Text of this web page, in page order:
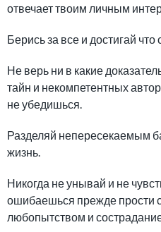
отвечает твоим личным
Берись за все и достигай
Не верь ни в какие
тайн и некомпетентных
не убедишься.
Разделяй непересекаемым
жизнь.
Никогда не унывай и не
ошибаешься прежде прости
любопытством и